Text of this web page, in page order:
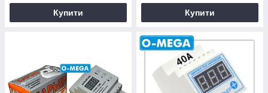
Купити Купити